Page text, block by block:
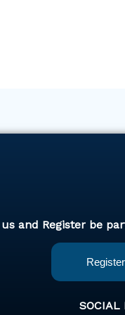
us and Register be
SOCIAL